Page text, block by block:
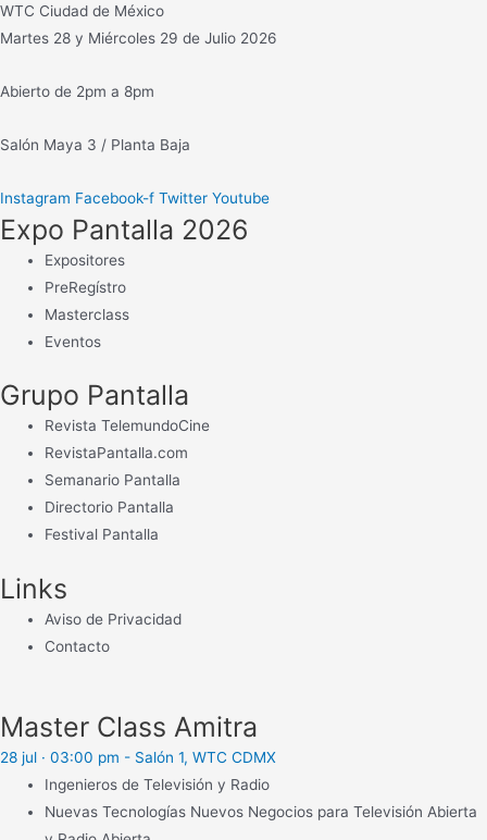
microondas,
WTC Ciudad de México
Martes 28 y Miércoles 29 de Julio 2026
Abierto de 2pm a 8pm
Salón Maya 3 / Planta Baja
Instagram Facebook-f Twitter Youtube
Expo Pantalla 2026
Expositores
PreRegístro
Masterclass
Eventos
Grupo Pantalla
Revista TelemundoCine
RevistaPantalla.com
Semanario Pantalla
Directorio Pantalla
Festival Pantalla
Links
Aviso de Privacidad
Contacto
Master Class Amitra
28 jul · 03:00 pm - Salón 1, WTC CDMX
Ingenieros de Televisión y Radio
Nuevas Tecnologías Nuevos Negocios para Televisión Abierta